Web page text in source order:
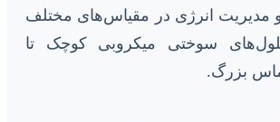
و مدیریت انرژی در مقیاس‌های مختلف
سوختی میکروبی کوچک تا
بزرگ.